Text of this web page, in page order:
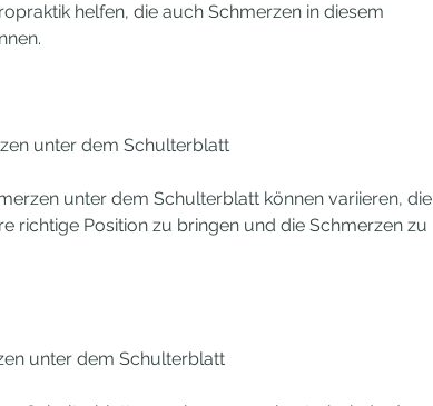
helfen, die auch Schmerzen in diesem
unter dem Schulterblatt
unter dem Schulterblatt können variieren, die
richtige Position zu bringen und die Schmerzen zu
unter dem Schulterblatt